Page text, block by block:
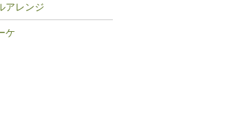
アレンジ
ケ